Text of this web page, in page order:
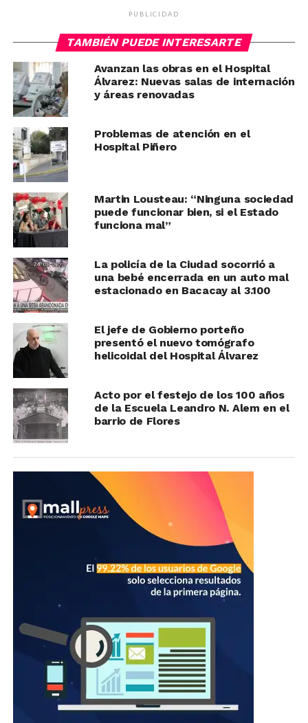
PUBLICIDAD
TAMBIÉN PUEDE INTERESARTE
Avanzan las obras en el Hospital
Álvarez: Nuevas salas de internación
y áreas renovadas
Problemas de atención en el
Hospital Piñero
Martin Lousteau: “Ninguna sociedad
puede funcionar bien, si el Estado
funciona mal”
La policía de la Ciudad socorrió a
una bebé encerrada en un auto mal
estacionado en Bacacay al 3.100
El jefe de Gobierno porteño
presentó el nuevo tomógrafo
helicoidal del Hospital Álvarez
Acto por el festejo de los 100 años
de la Escuela Leandro N. Alem en el
barrio de Flores